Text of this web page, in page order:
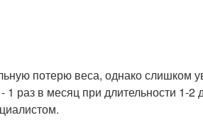
потерю веса, однако слишком
1 раз в месяц при длительности 1-2